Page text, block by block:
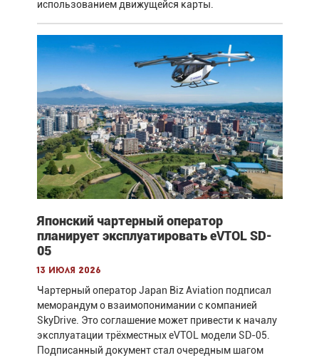
использованием движущейся карты.
Японский чартерный оператор
планирует эксплуатировать eVTOL SD-
05
13 июля 2026
Чартерный оператор Japan Biz Aviation подписал
меморандум о взаимопонимании с компанией
SkyDrive. Это соглашение может привести к началу
эксплуатации трёхместных eVTOL модели SD-05.
Подписанный документ стал очередным шагом